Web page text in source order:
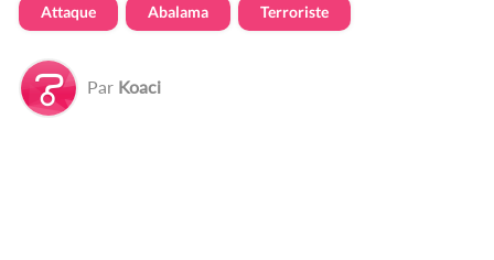
Attaque Abalama Terroriste
Par Koaci